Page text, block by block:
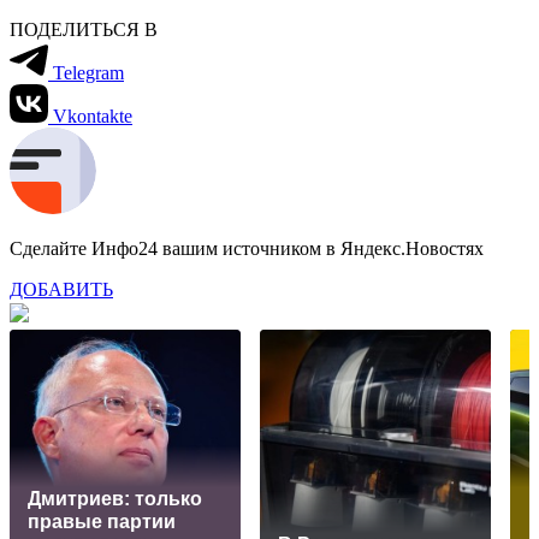
ПОДЕЛИТЬСЯ В
Telegram
Vkontakte
Сделайте Инфо24 вашим источником в Яндекс.Новостях
ДОБАВИТЬ
Дмитриев: только
правые партии